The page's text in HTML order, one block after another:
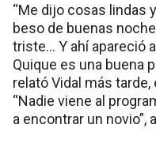
“Me dijo cosas lindas
beso de buenas
triste… Y ahí apareció
Quique es una buena
relató Vidal más tarde,
“Nadie viene al
a encontrar un novio”,